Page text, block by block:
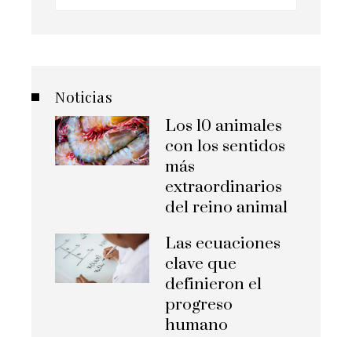
Noticias
Los 10 animales
con los sentidos
más
extraordinarios
del reino animal
Las ecuaciones
clave que
definieron el
progreso
humano